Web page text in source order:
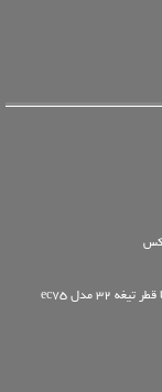
چرخ گوشت الکتروکار طرح امگا قطر تیغه 32 مدل ec75